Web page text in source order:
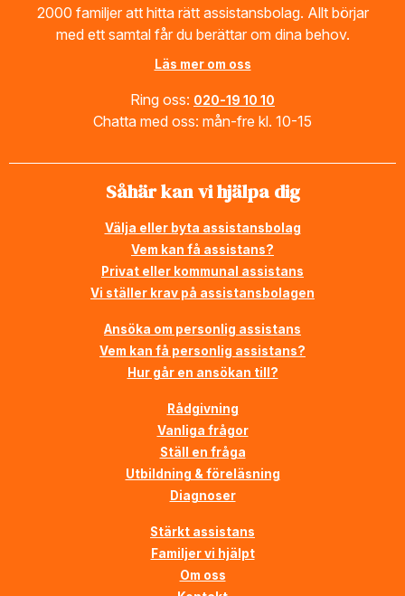
2000 familjer att hitta rätt assistansbolag. Allt börjar
med ett samtal får du berättar om dina behov.
Läs mer om oss
Ring oss: 020-19 10 10
Chatta med oss: mån-fre kl. 10-15
Såhär kan vi hjälpa dig
Välja eller byta assistansbolag
Vem kan få assistans?
Privat eller kommunal assistans
Vi ställer krav på assistansbolagen
Ansöka om personlig assistans
Vem kan få personlig assistans?
Hur går en ansökan till?
Rådgivning
Vanliga frågor
Ställ en fråga
Utbildning & föreläsning
Diagnoser
Stärkt assistans
Familjer vi hjälpt
Om oss